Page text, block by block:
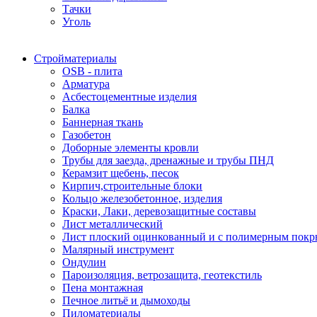
Тачки
Уголь
Стройматериалы
OSB - плита
Арматура
Асбестоцементные изделия
Балка
Баннерная ткань
Газобетон
Доборные элементы кровли
Трубы для заезда, дренажные и трубы ПНД
Керамзит щебень, песок
Кирпич,строительные блоки
Кольцо железобетонное, изделия
Краски, Лаки, деревозащитные составы
Лист металлический
Лист плоский оцинкованный и с полимерным
Малярный инструмент
Ондулин
Пароизоляция, ветрозащита, геотекстиль
Пена монтажная
Печное литьё и дымоходы
Пиломатериалы